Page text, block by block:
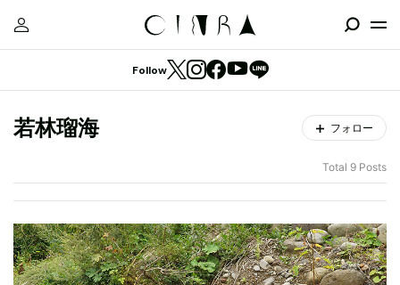
Follow
若林瑠海 フォロー
Total 9 Posts